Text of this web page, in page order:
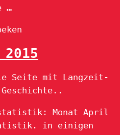
…
Seite mit Langzeit-
Monat April
in einigen